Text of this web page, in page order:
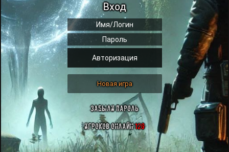
Вход
Новая игра
Забыли пароль
Игроков онлайн126